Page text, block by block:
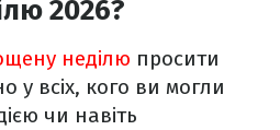
2026?
неділю просити
у всіх, кого ви могли
чи навіть